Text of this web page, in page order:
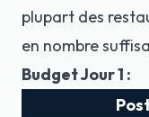
plupart des
en nombre
Budget Jour 1 :